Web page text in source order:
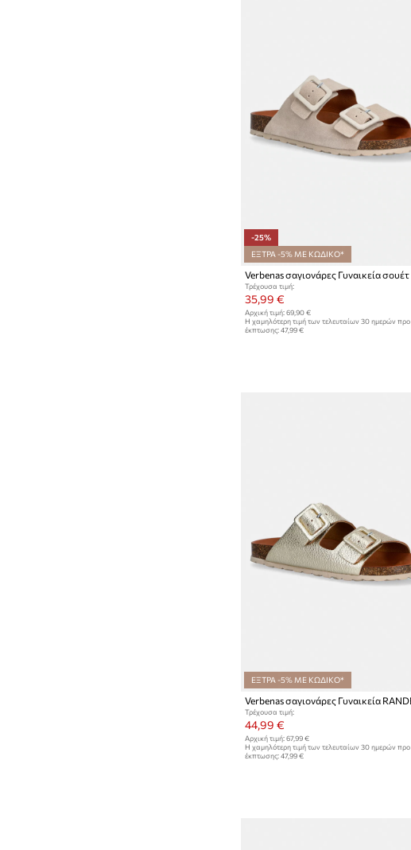
-25%
ΕΞΤΡΑ -5% ΜΕ ΚΩΔΙΚΟ*
Τρέχουσα τιμή:
35,99 €
Αρχική τιμή: 69,90 €
Η χαμηλότερη τιμή των τελευταίων 30 ημερών προ
έκπτωσης: 47,99 €
ΕΞΤΡΑ -5% ΜΕ ΚΩΔΙΚΟ*
Τρέχουσα τιμή:
44,99 €
Αρχική τιμή: 67,99 €
Η χαμηλότερη τιμή των τελευταίων 30 ημερών προ
έκπτωσης: 47,99 €